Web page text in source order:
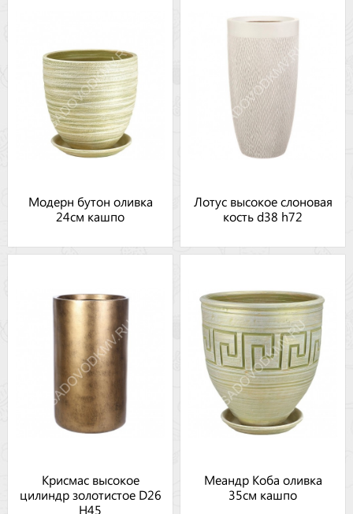
Модерн бутон оливка
24см кашпо
Лотус высокое слоновая
кость d38 h72
Крисмас высокое
цилиндр золотистое D26
H45
Меандр Коба оливка
35см кашпо